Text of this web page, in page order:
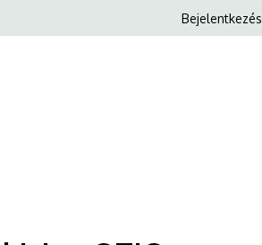
Anonim
Bejelentkezés